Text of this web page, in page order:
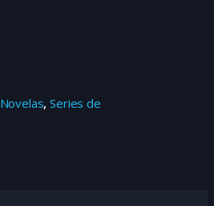
Novelas,Series de